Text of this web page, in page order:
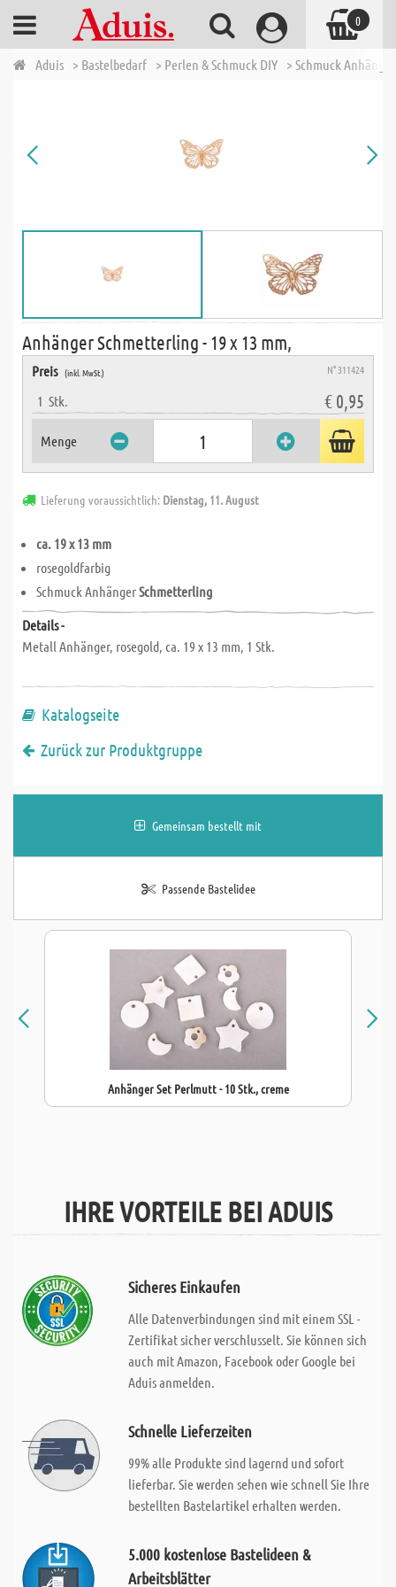
Aduis > Bastelbedarf > Perlen & Schmuck DIY > Schmuck Anhänger
Anhänger Schmetterling - 19 x 13 mm,
Preis (inkl. MwSt.) N° 311424
1 Stk. € 0,95
Menge
Lieferung voraussichtlich: Dienstag, 11. August
ca. 19 x 13 mm
rosegoldfarbig
Schmuck AnhängerSchmetterling
Details -
Metall Anhänger, rosegold, ca. 19 x 13 mm, 1 Stk.
Katalogseite
Zurück zur Produktgruppe
Gemeinsam bestellt mit
Passende Bastelidee
Anhänger Set Perlmutt - 10 Stk., creme
IHRE VORTEILE BEI ADUIS
Sicheres Einkaufen
Alle Datenverbindungen sind mit einem SSL -
Zertifikat sicher verschlusselt. Sie können sich
auch mit Amazon, Facebook oder Google bei
Aduis anmelden.
Schnelle Lieferzeiten
99% alle Produkte sind lagernd und sofort
lieferbar. Sie werden sehen wie schnell Sie Ihre
bestellten Bastelartikel erhalten werden.
5.000 kostenlose Bastelideen &
Arbeitsblätter
0